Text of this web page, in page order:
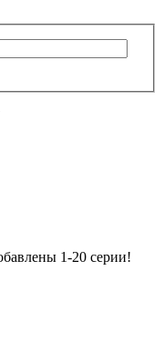
1-20 серии!